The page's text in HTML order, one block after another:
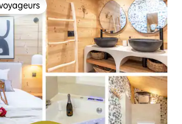
les plus appréciés